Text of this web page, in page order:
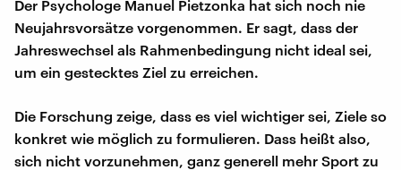
Der Psychologe Manuel Pietzonka hat sich noch nie
Neujahrsvorsätze vorgenommen. Er sagt, dass der
Jahreswechsel als Rahmenbedingung nicht ideal sei,
um ein gestecktes Ziel zu erreichen.
Die Forschung zeige, dass es viel wichtiger sei, Ziele so
konkret wie möglich zu formulieren. Dass heißt also,
sich nicht vorzunehmen, ganz generell mehr Sport zu